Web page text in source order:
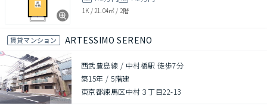
1K / 21.04㎡ / 2階
賃貸マンション ARTESSIMO SERENO
西武豊島線 / 中村橋駅 徒歩7分
築15年 /5階建
東京都練馬区中村３丁目22-13